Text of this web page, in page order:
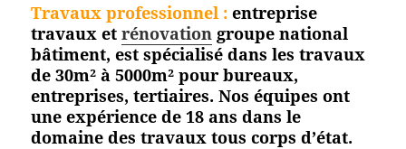
Travaux professionnel : entreprise
travaux etrénovation groupe national
bâtiment, est spécialisé dans les travaux
de 30m² à 5000m² pour bureaux,
entreprises, tertiaires. Nos équipes ont
une expérience de 18 ans dans le
domaine des travaux tous corpsd’état.